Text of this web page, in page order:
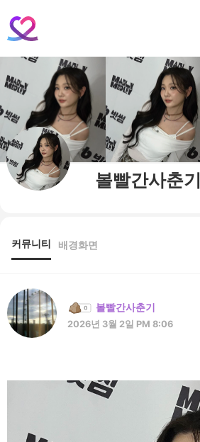
볼빨간사춘기
커뮤니티 배경화면
볼빨간사춘기
2026년 3월 2일 PM 8:06